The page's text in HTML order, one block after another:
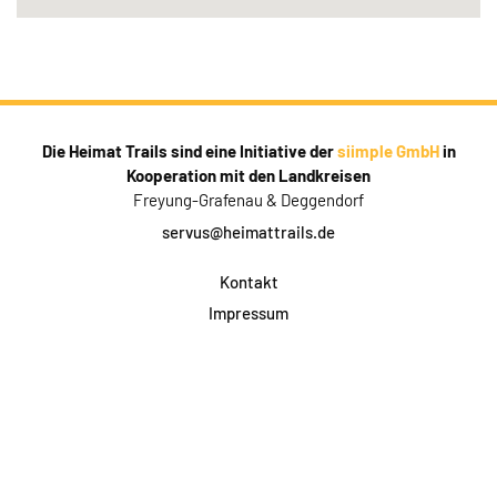
Die Heimat Trails sind eine Initiative dersiimple GmbHin
Kooperation mit den Landkreisen
Freyung-Grafenau & Deggendorf
servus@heimattrails.de
Kontakt
Impressum